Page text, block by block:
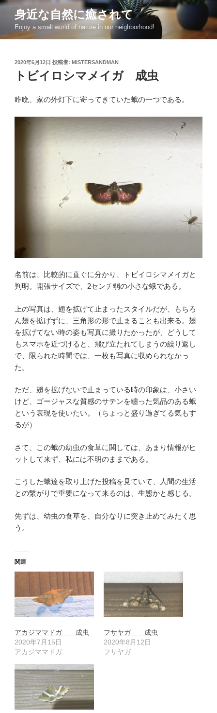
コ
ン
身近な自然に癒されて
Enjoy a small world of nature in our neighborhood!
投
稿
2020年6月12日 投稿者: MISTERSANDMAN
トビイロシマメイガ 成虫
昨晩、家の外灯下に寄ってきていた蛾の一つである。
名前は、比較的に直ぐに分かり、トビイロシマメイガと
判明。開張サイズで、2センチ弱の小さな蛾である。
上の写真は、翅を拡げて止まったスタイルだが、もちろ
ん翅を拡げずに、三角形の形で止まることも出来る。翅
を拡げてない時の姿も写真に撮りたかったが、どうして
もスマホを近づけると、飛び立たれてしまうの繰り返し
で、限られた時間では、一枚も写真に収められなかっ
た。
ただ、翅を拡げないで止まっている時の印象は、小さい
けど、ゴージャスな質感のサテンを纏った気品のある蛾
という表現を使いたい。（ちょっと盛り過ぎてる気もす
るが）
さて、この蛾の幼虫の食草に関しては、あまり情報がヒ
ットして来ず、私には不明のままである。
こうした蛾達を取り上げた投稿を見ていて、人間の生活
との繋がりで重要になって来るのは、生態かと感じる。
先ずは、幼虫の食草を、自分なりに突き止めてみたく思
う。
関連
アカジママドガ 成虫
2020年7月15日
アカジママドガ
フサヤガ 成虫
2020年8月12日
フサヤガ